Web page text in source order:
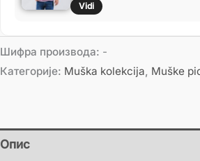
Vidi
Шифра производа: -
Категорије: Muška kolekcija, Muške
Опис